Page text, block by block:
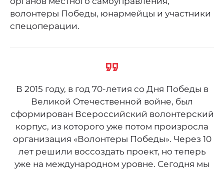
волонтеры Победы, юнармейцы и участники
спецоперации.
В 2015 году, в год 70-летия со Дня Победы в
Великой Отечественной войне, был
сформирован Всероссийский волонтерский
корпус, из которого уже потом произросла
организация «Волонтеры Победы». Через 10
лет решили воссоздать проект, но теперь
уже на международном уровне. Сегодня мы